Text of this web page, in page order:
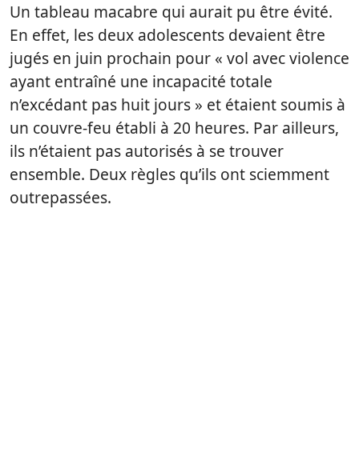
Un tableau macabre qui aurait pu être évité.
En effet, les deux adolescents devaient être
jugés en juin prochain pour « vol avec violence
ayant entraîné une incapacité totale
n’excédant pas huit jours » et étaient soumis à
un couvre-feu établi à 20 heures. Par ailleurs,
ils n’étaient pas autorisés à se trouver
ensemble. Deux règles qu’ils ont sciemment
outrepassées.